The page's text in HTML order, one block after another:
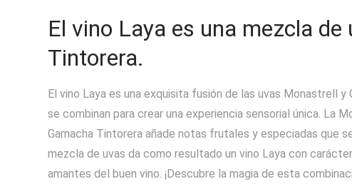
El vino Laya es una mezcla
Tintorera.
El vino Laya es una exquisita fusión de las uvas Monastrell
se combinan para crear una experiencia sensorial única. La
Garnacha Tintorera añade notas frutales y especiadas que
mezcla de uvas da como resultado un vino Laya con
amantes del buen vino. ¡Descubre la magia de esta